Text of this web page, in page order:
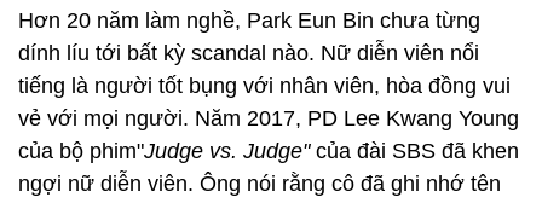
Hơn 20 năm làm nghề, Park Eun Bin chưa từng
dính líu tới bất kỳ scandal nào. Nữ diễn viên nổi
tiếng là người tốt bụng với nhân viên, hòa đồng vui
vẻ với mọi người. Năm 2017, PD Lee Kwang Young
của bộ phim"Judge vs. Judge"của đài SBS đã khen
ngợi nữ diễn viên. Ông nói rằng cô đã ghi nhớ tên